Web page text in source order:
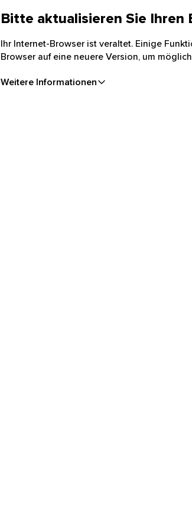
Bitte aktualisieren Sie Ihren
Ihr Internet-Browser ist veraltet. Einige
Browser auf eine neuere Version, um
Weitere Informationen